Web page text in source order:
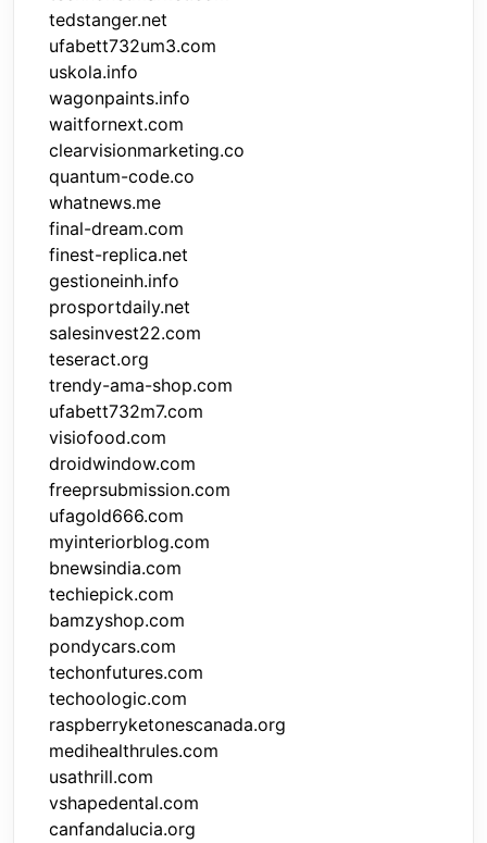
tedstanger.net
ufabett732um3.com
uskola.info
wagonpaints.info
waitfornext.com
clearvisionmarketing.co
quantum-code.co
whatnews.me
final-dream.com
finest-replica.net
gestioneinh.info
prosportdaily.net
salesinvest22.com
teseract.org
trendy-ama-shop.com
ufabett732m7.com
visiofood.com
droidwindow.com
freeprsubmission.com
ufagold666.com
myinteriorblog.com
bnewsindia.com
techiepick.com
bamzyshop.com
pondycars.com
techonfutures.com
techoologic.com
raspberryketonescanada.org
medihealthrules.com
usathrill.com
vshapedental.com
canfandalucia.org